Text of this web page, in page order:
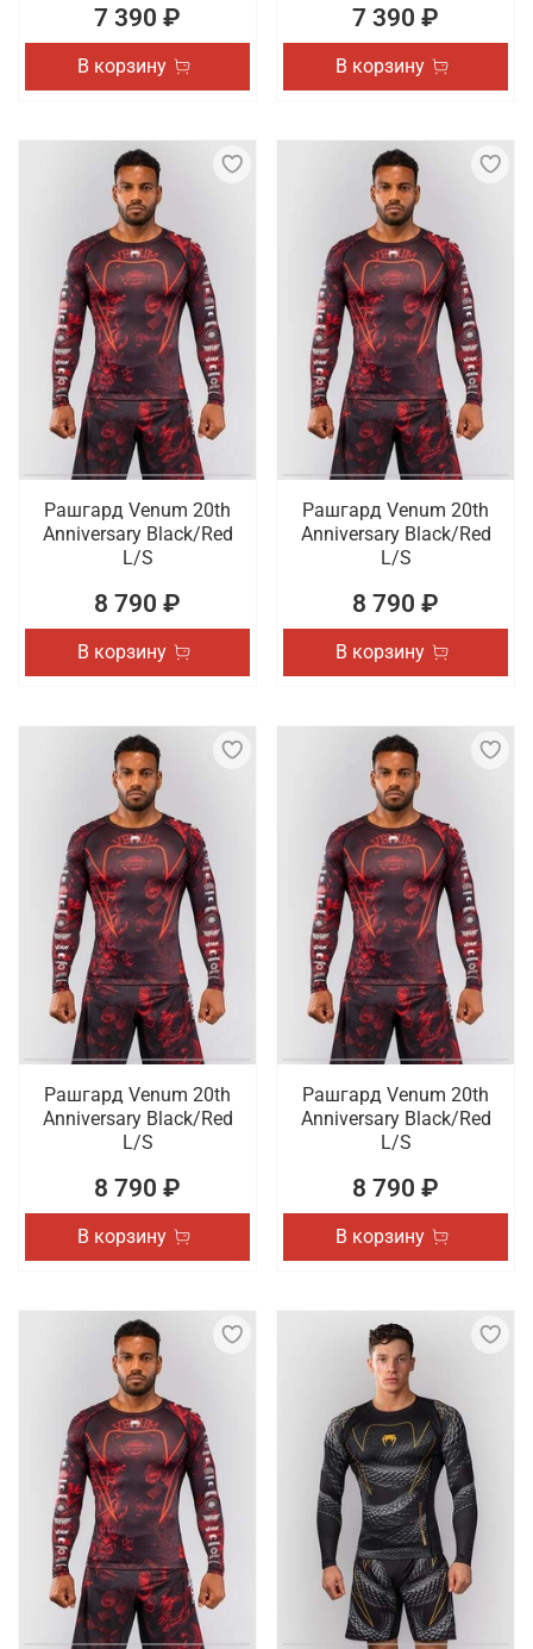
7 390 ₽
В корзину
7 390 ₽
В корзину
Рашгард Venum 20th
Anniversary Black/Red
L/S
8 790 ₽
В корзину
Рашгард Venum 20th
Anniversary Black/Red
L/S
8 790 ₽
В корзину
Рашгард Venum 20th
Anniversary Black/Red
L/S
8 790 ₽
В корзину
Рашгард Venum 20th
Anniversary Black/Red
L/S
8 790 ₽
В корзину